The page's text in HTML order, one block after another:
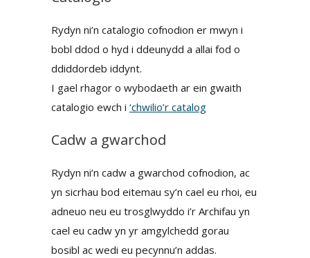
Rydyn ni’n catalogio cofnodion er mwyn i
bobl ddod o hyd i ddeunydd a allai fod o
ddiddordeb iddynt.
I gael rhagor o wybodaeth ar ein gwaith
catalogio ewch i ‘chwilio’r catalog
Cadw a gwarchod
Rydyn ni’n cadw a gwarchod cofnodion, ac
yn sicrhau bod eitemau sy’n cael eu rhoi, eu
adneuo neu eu trosglwyddo i’r Archifau yn
cael eu cadw yn yr amgylchedd gorau
bosibl ac wedi eu pecynnu’n addas.